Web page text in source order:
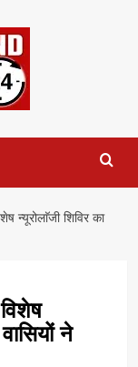
न्यूरोलाॅजी शिविर का
ने